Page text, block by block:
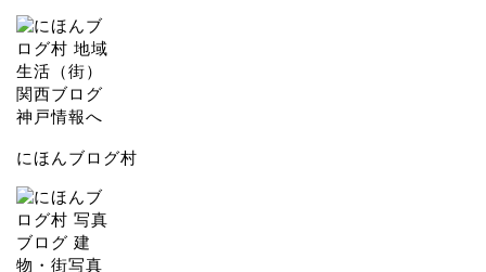
にほんブログ村